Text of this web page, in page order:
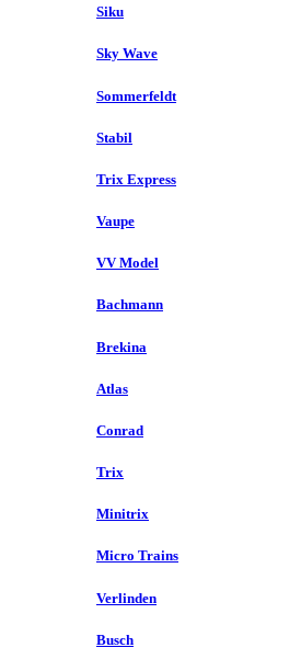
Siku
Sky Wave
Sommerfeldt
Stabil
Trix Express
Vaupe
VV Model
Bachmann
Brekina
Atlas
Conrad
Trix
Minitrix
Micro Trains
Verlinden
Busch